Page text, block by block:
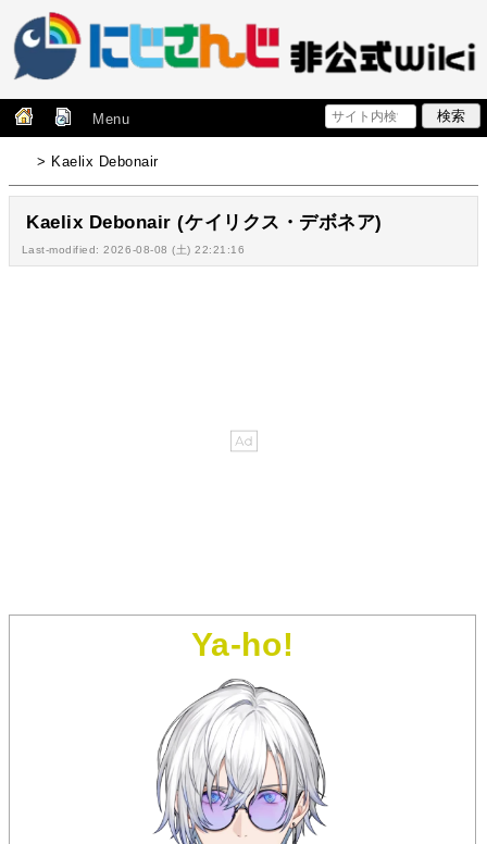
Menu
> Kaelix Debonair
Kaelix Debonair (ケイリクス・デボネア)
Last-modified: 2026-08-08 (土) 22:21:16
Ya-ho!